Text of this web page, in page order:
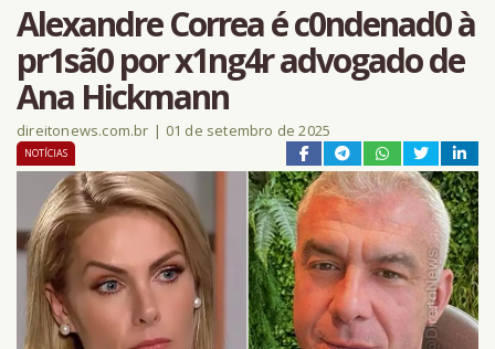
Alexandre Correa é c0ndenad0 à
pr1sã0 por x1ng4r advogado de
Ana Hickmann
direitonews.com.br | 01 de setembro de 2025
NOTÍCIAS